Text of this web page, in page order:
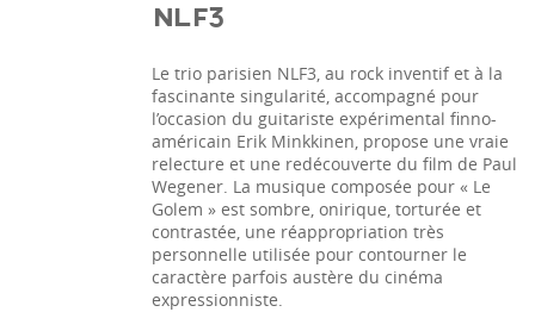
NLF3
Le trio parisien NLF3, au rock inventif et à la
fascinante singularité, accompagné pour
l’occasion du guitariste expérimental finno-
américain Erik Minkkinen, propose une vraie
relecture et une redécouverte du film de Paul
Wegener. La musique composée pour « Le
Golem » est sombre, onirique, torturée et
contrastée, une réappropriation très
personnelle utilisée pour contourner le
caractère parfois austère du cinéma
expressionniste.